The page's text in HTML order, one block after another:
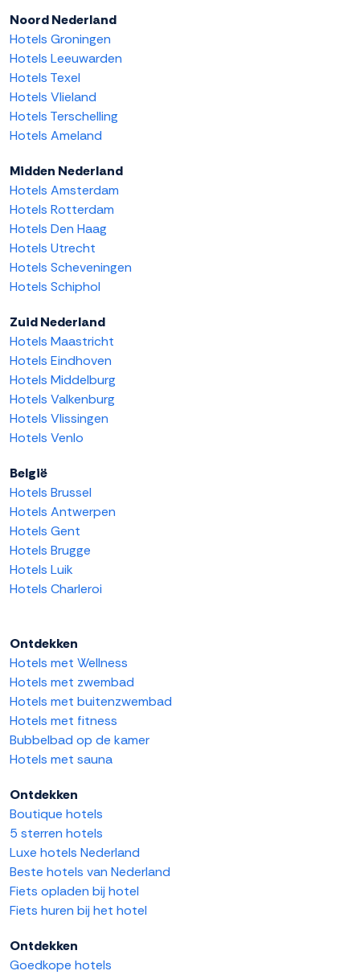
Noord Nederland
Hotels Groningen
Hotels Leeuwarden
Hotels Texel
Hotels Vlieland
Hotels Terschelling
Hotels Ameland
Midden Nederland
Hotels Amsterdam
Hotels Rotterdam
Hotels Den Haag
Hotels Utrecht
Hotels Scheveningen
Hotels Schiphol
Zuid Nederland
Hotels Maastricht
Hotels Eindhoven
Hotels Middelburg
Hotels Valkenburg
Hotels Vlissingen
Hotels Venlo
België
Hotels Brussel
Hotels Antwerpen
Hotels Gent
Hotels Brugge
Hotels Luik
Hotels Charleroi
Ontdekken
Hotels met Wellness
Hotels met zwembad
Hotels met buitenzwembad
Hotels met fitness
Bubbelbad op de kamer
Hotels met sauna
Ontdekken
Boutique hotels
5 sterren hotels
Luxe hotels Nederland
Beste hotels van Nederland
Fiets opladen bij hotel
Fiets huren bij het hotel
Ontdekken
Goedkope hotels